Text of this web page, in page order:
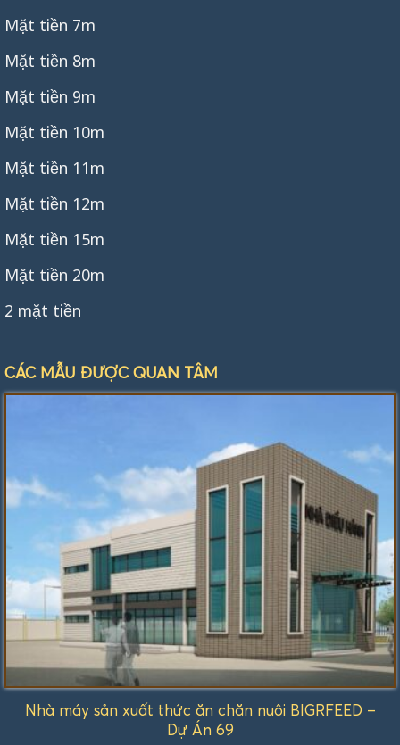
Mặt tiền 7m
Mặt tiền 8m
Mặt tiền 9m
Mặt tiền 10m
Mặt tiền 11m
Mặt tiền 12m
Mặt tiền 15m
Mặt tiền 20m
2 mặt tiền
CÁC MẪU ĐƯỢC QUAN TÂM
Nhà máy sản xuất thức ăn chăn nuôi BIGRFEED –
Dự Án 69